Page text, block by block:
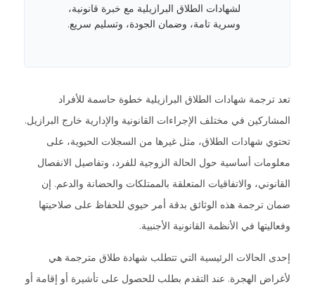
لشهادات الطلاق البرازيلية مع خبرة قانونية،
وسرية تامة، وضمان الجودة، وتسليم سريع.
تعد ترجمة شهادات الطلاق البرازيلية خطوة حاسمة للأفراد
المشاركين في مختلف الإجراءات القانونية والإدارية خارج البرازيل.
تحتوي شهادات الطلاق، مثل غيرها من السجلات الحيوية، على
معلومات أساسية حول الحالة الزوجية للفرد، وتفاصيل الانفصال
القانوني، والاتفاقيات المتعلقة بالممتلكات والحضانة والدعم. إن
ضمان ترجمة هذه الوثائق بدقة أمر حيوي للحفاظ على صلاحيتها
وفعاليتها في الأنظمة القانونية الأجنبية.
إحدى الحالات الرئيسية التي تتطلب شهادة طلاق مترجمة هي
لأغراض الهجرة. عند التقدم بطلب للحصول على تأشيرة أو إقامة أو